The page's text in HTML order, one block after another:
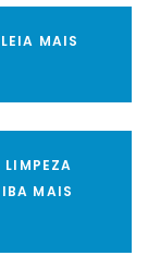
MAIS
MAIS